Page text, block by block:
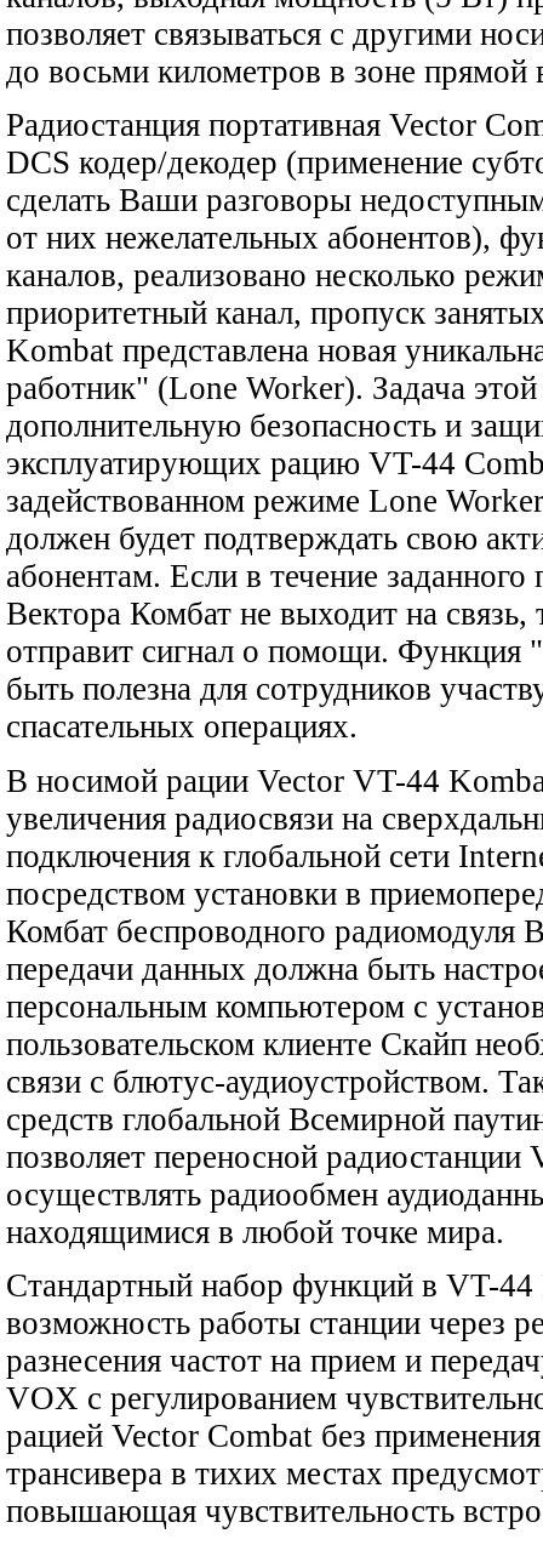
позволяет связываться с другими
до восьми километров в зоне прямой
Радиостанция портативная Vector
DCS кодер/декодер (применение
сделать Ваши разговоры
от них нежелательных абонентов),
каналов, реализовано несколько
приоритетный канал, пропуск
Kombat представлена новая
работник" (Lone Worker). Задача
дополнительную безопасность и
эксплуатирующих рацию VT-44
задействованном режиме Lone
должен будет подтверждать свою
абонентам. Если в течение заданного
Вектора Комбат не выходит на связь,
отправит сигнал о помощи.
быть полезна для сотрудников
спасательных операциях.
В носимой рации Vector VT-44
увеличения радиосвязи на
подключения к глобальной сети
посредством установки в
Комбат беспроводного радиомодуля
передачи данных должна быть
персональным компьютером с
пользовательском клиенте Скайп
связи с блютус-аудиоустройством.
средств глобальной Всемирной
позволяет переносной
осуществлять радиообмен
находящимися в любой точке мира.
Стандартный набор функций в VT-44
возможность работы станции через
разнесения частот на прием и
VOX с регулированием
рацией Vector Combat без
трансивера в тихих местах
повышающая чувствительность